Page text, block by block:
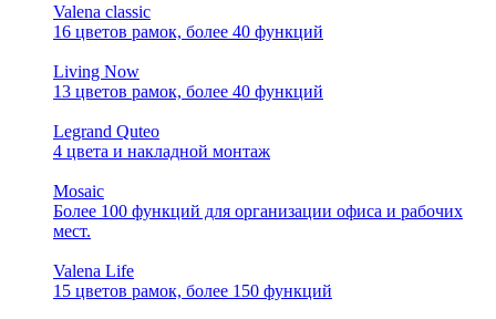
Valena classic
16 цветов рамок, более 40 функций
Living Now
13 цветов рамок, более 40 функций
Legrand Quteo
4 цвета и накладной монтаж
Mosaic
Более 100 функций для организации офиса и рабочих
мест.
Valena Life
15 цветов рамок, более 150 функций